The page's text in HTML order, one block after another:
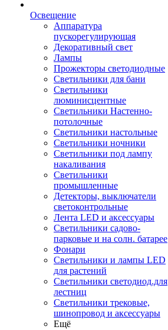
Освещение
Аппаратура
пускорегулирующая
Декоративный свет
Лампы
Прожекторы светодиодные
Светильники для бани
Светильники
люминисцентные
Светильники Настенно-
потолочные
Светильники настольные
Светильники ночники
Светильники под лампу
накаливания
Светильники
промышленные
Детекторы, выключатели
светоконтрольные
Лента LED и аксессуары
Светильники садово-
парковые и на солн. батарее
Фонари
Светильники и лампы LED
для растений
Светильники светодиод.для
лестниц
Светильники трековые,
шинопровод и аксессуары
Ещё